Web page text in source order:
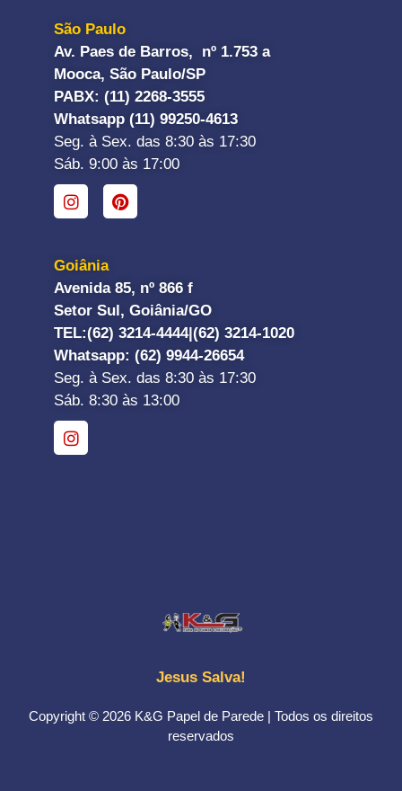
São Paulo
Av. Paes de Barros, nº 1.753 a
Mooca, São Paulo/SP
PABX: (11) 2268-3555
Whatsapp (11) 99250-4613
Seg. à Sex. das 8:30 às 17:30
Sáb. 9:00 às 17:00
Goiânia
Avenida 85, nº 866 f
Setor Sul, Goiânia/GO
TEL:(62) 3214-4444|(62) 3214-1020
Whatsapp: (62) 9944-26654
Seg. à Sex. das 8:30 às 17:30
Sáb. 8:30 às 13:00
Jesus Salva!
Copyright © 2026 K&G Papel de Parede | Todos os direitos
reservados